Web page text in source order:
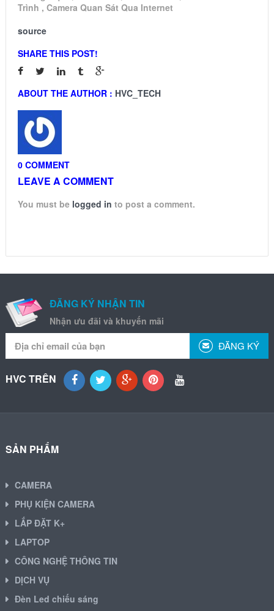
Trình , Camera Quan Sát Qua Internet
source
SHARE THIS POST!
ABOUT THE AUTHOR : HVC_TECH
0 COMMENT
LEAVE A COMMENT
You must be logged in to post a comment.
ĐĂNG KÝ NHẬN TIN
Nhận ưu đãi và khuyến mãi
ĐĂNG KÝ
HVC TRÊN
SẢN PHẨM
CAMERA
PHỤ KIỆN CAMERA
LẮP ĐẶT K+
LAPTOP
CÔNG NGHỆ THÔNG TIN
DỊCH VỤ
Đèn Led chiếu sáng